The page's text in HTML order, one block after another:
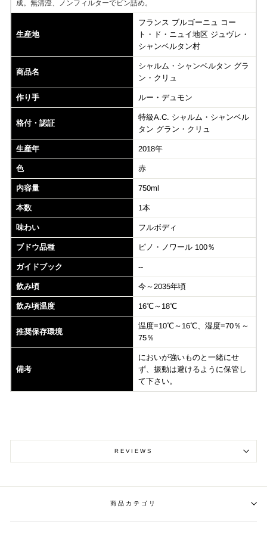
成。無清澄、ノンフィルターでビン詰め。
生産地
フランス ブルゴーニュ コー
ト・ド・ニュイ地区 ジュヴレ・
シャンベルタン村
商品名
シャルム・シャンベルタン グラ
ン・クリュ
作り手 ルー・デュモン
格付・認証
特級A.C. シャルム・シャンベル
タン グラン・クリュ
生産年 2018年
色 赤
内容量 750ml
本数 1本
味わい フルボディ
ブドウ品種 ピノ・ノワール 100％
ガイドブック --
飲み頃 今～2035年頃
飲み頃温度 16℃～18℃
推奨保存環境
温度=10℃～16℃、湿度=70％～
75％
備考
においが強いものと一緒にせ
ず、振動は避けるように保管し
て下さい。
REVIEWS
商品カテゴリ